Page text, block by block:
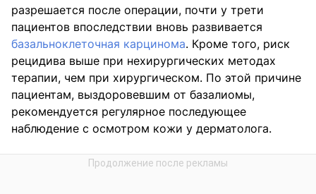
разрешается после операции, почти у трети
пациентов впоследствии вновь развивается
базальноклеточная карцинома. Кроме того, риск
рецидива выше при нехирургических методах
терапии, чем при хирургическом. По этой причине
пациентам, выздоровевшим от базалиомы,
рекомендуется регулярное последующее
наблюдение с осмотром кожи у дерматолога.